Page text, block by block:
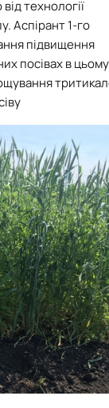
технології
Аспірант 1-го
підвищення
посівах в цьому